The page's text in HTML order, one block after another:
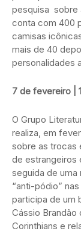
pesquisa sobre
conta com 400
camisas
mais de 40
personalidades
7 de fevereiro |
O Grupo
realiza, em
sobre as trocas
de estrangeiros
seguida de
“anti-pódio”
participa de um
Cássio Brandão
Corinthians e